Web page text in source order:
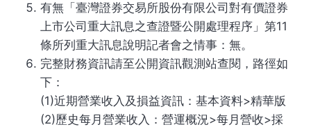
有無「臺灣證券交易所股份有限公司對有價證券
上市公司重大訊息之查證暨公開處理程序」第11
條所列重大訊息說明記者會之情事：無。
完整財務資訊請至公開資訊觀測站查閱，路徑如
下：
(1)近期營業收入及損益資訊：基本資料>精華版
(2)歷史每月營業收入：營運概況>每月營收>採